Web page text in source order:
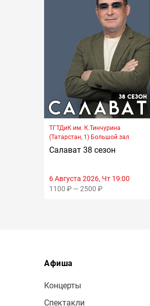
ТГТДиК им. К.Тинчурина
(Татарстан, 1) Большой зал
Салават 38 сезон
6 Августа 2026, Чт 19:00
1100 ₽ — 2500 ₽
Афиша
Концерты
Спектакли